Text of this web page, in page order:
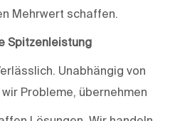
Mehrwert schaffen.
Spitzenleistung
Unabhängig von
Probleme, übernehmen